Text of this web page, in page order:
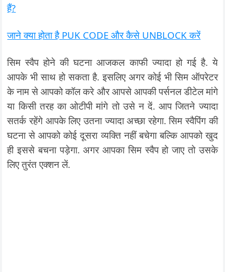
हैं?
जाने क्या होता है PUK CODE और कैसे UNBLOCK करें
सिम स्वैप होने की घटना आजकल काफी ज्यादा हो गई है. ये
आपके भी साथ हो सकता है. इसलिए अगर कोई भी सिम ऑपरेटर
के नाम से आपको कॉल करे और आपसे आपकी पर्सनल डीटेल मांगे
या किसी तरह का ओटीपी मांगे तो उसे न दें. आप जितने ज्यादा
सतर्क रहेंगे आपके लिए उतना ज्यादा अच्छा रहेगा. सिम स्वैपिंग की
घटना से आपको कोई दूसरा व्यक्ति नहीं बचेगा बल्कि आपको खुद
ही इससे बचना पड़ेगा. अगर आपका सिम स्वैप हो जाए तो उसके
लिए तुरंत एक्शन लें.